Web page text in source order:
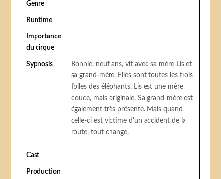
Genre
Runtime
Importance
du cirque
Sypnosis
Bonnie, neuf ans, vit avec sa mère Lis et
sa grand-mère. Elles sont toutes les trois
folles des éléphants. Lis est une mère
douce, mais originale. Sa grand-mère est
également très présente. Mais quand
celle-ci est victime d'un accident de la
route, tout change.
Cast
Production